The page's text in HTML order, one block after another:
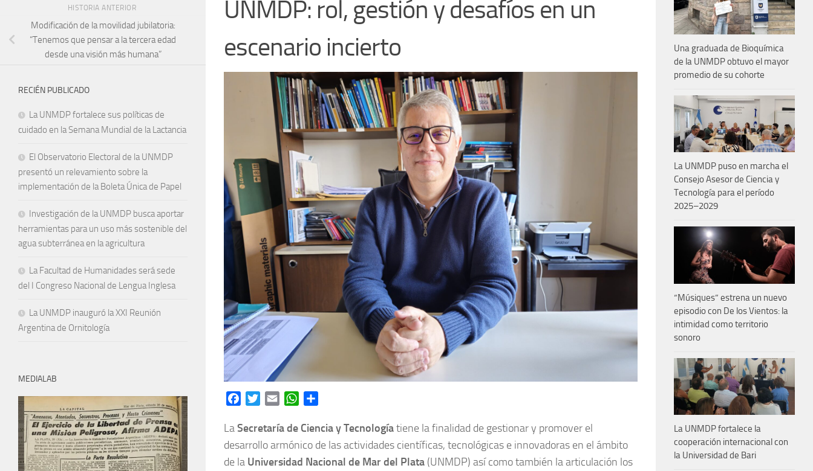
UNMDP: rol, gestión y desafíos en un
escenario incierto
FacebookTwitterEmail WhatsApp
LaSecretaría de Ciencia y Tecnologíatiene la finalidad de gestionar y promover el
desarrollo armónico de las actividades científicas, tecnológicas e innovadoras en el ámbito
de la Universidad Nacional de Mar del Plata (UNMDP) así como también la articulación los
HISTORIA ANTERIOR
Modificación de la movilidad jubilatoria:
“Tenemos que pensar a la tercera edad
desde una visión más humana”
RECIÉN PUBLICADO
La UNMDP fortalece sus políticas de
cuidado en la Semana Mundial de la Lactancia
El Observatorio Electoral de la UNMDP
presentó un relevamiento sobre la
implementación de la Boleta Única de Papel
Investigación de la UNMDP busca aportar
herramientas para un uso más sostenible del
agua subterránea en la agricultura
La Facultad de Humanidades será sede
del I Congreso Nacional de Lengua Inglesa
La UNMDP inauguró la XXI Reunión
Argentina de Ornitología
MEDIALAB
Una graduada de Bioquímica
de la UNMDP obtuvo el mayor
promedio de su cohorte
La UNMDP puso en marcha el
Consejo Asesor de Ciencia y
Tecnología para el período
2025–2029
“Músiques” estrena un nuevo
episodio con De los Vientos: la
intimidad como territorio
sonoro
La UNMDP fortalece la
cooperación internacional con
la Universidad de Bari